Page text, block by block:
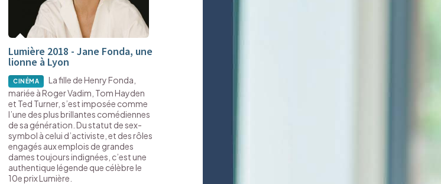
Lumière 2018 - Jane Fonda, une
lionne à Lyon
CINÉMA
La fille de Henry Fonda,
mariée à Roger Vadim, Tom Hayden
et Ted Turner, s’est imposée comme
l’une des plus brillantes comédiennes
de sa génération. Du statut de sex-
symbol à celui d’activiste, et des rôles
engagés aux emplois de grandes
dames toujours indignées, c’est une
authentique légende que célèbre le
10e prix Lumière.